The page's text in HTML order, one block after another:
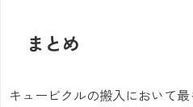
まとめ
キュービクルの搬入において